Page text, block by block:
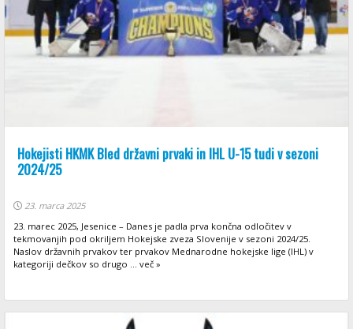
Hokejisti HKMK Bled državni prvaki in IHL U-15 tudi v sezoni
2024/25
23. marca 2025
23. marec 2025, Jesenice – Danes je padla prva končna odločitev v
tekmovanjih pod okriljem Hokejske zveza Slovenije v sezoni 2024/25.
Naslov državnih prvakov ter prvakov Mednarodne hokejske lige (IHL) v
kategoriji dečkov so drugo ... več »